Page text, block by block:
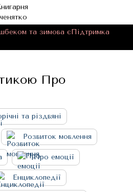
та зимова єПідтримка
Про
та різдвяні
Розвиток мовлення
Про емоції
Енциклопедії